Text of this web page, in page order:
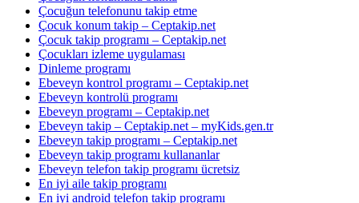
Çocuğun telefonunu takip etme
Çocuk konum takip – Ceptakip.net
Çocuk takip programı – Ceptakip.net
Çocukları izleme uygulaması
Dinleme programı
Ebeveyn kontrol programı – Ceptakip.net
Ebeveyn kontrolü programı
Ebeveyn programı – Ceptakip.net
Ebeveyn takip – Ceptakip.net – myKids.gen.tr
Ebeveyn takip programı – Ceptakip.net
Ebeveyn takip programı kullananlar
Ebeveyn telefon takip programı ücretsiz
En iyi aile takip programı
En iyi android telefon takip programı